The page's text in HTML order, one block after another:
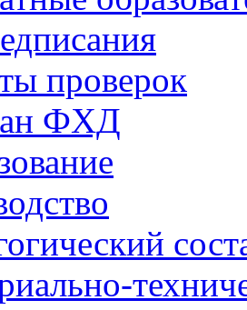
проверок
ФХД